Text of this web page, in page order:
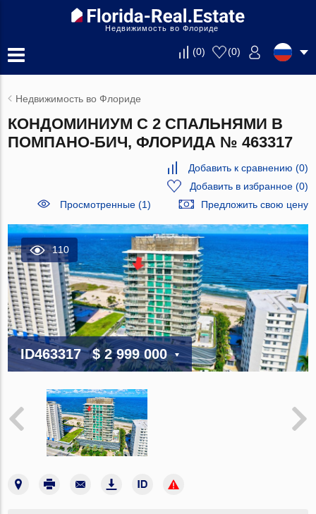
Недвижимость во Флориде
(0) (0)
Недвижимость во Флориде
КОНДОМИНИУМ С 2 СПАЛЬНЯМИ В
ПОМПАНО-БИЧ, ФЛОРИДА № 463317
Добавить к сравнению (0)
Добавить в избранное(0)
Просмотренные (1)
Предложить свою цену
110
ID463317 $ 2 999 000